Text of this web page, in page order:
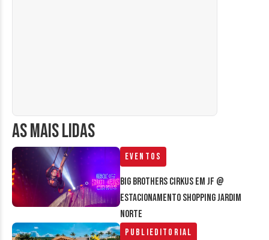
AS MAIS LIDAS
Eventos
Big Brothers Cirkus em JF @
estacionamento Shopping Jardim
Norte
Publieditorial